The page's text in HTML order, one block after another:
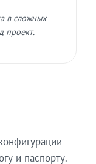
в сложных
проект.
и паспорту.